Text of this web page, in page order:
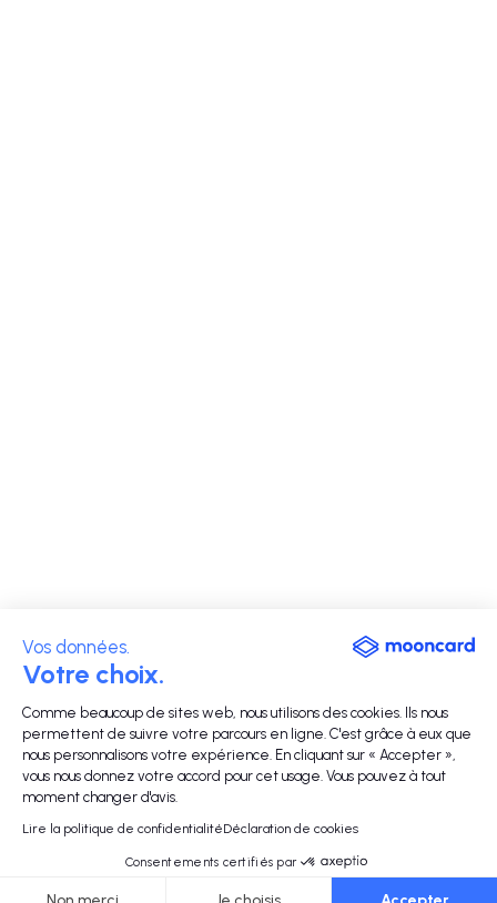
Vos données.
Votre choix.
Comme beaucoup de sites web, nous utilisons des cookies. Ils nous
permettent de suivre votre parcours en ligne. C'est grâce à eux que
nous personnalisons votre expérience. En cliquant sur « Accepter »,
vous nous donnez votre accord pour cet usage. Vous pouvez à tout
moment changer d'avis.
Lire la politique de confidentialitéDéclaration de cookies
Consentements certifiés par